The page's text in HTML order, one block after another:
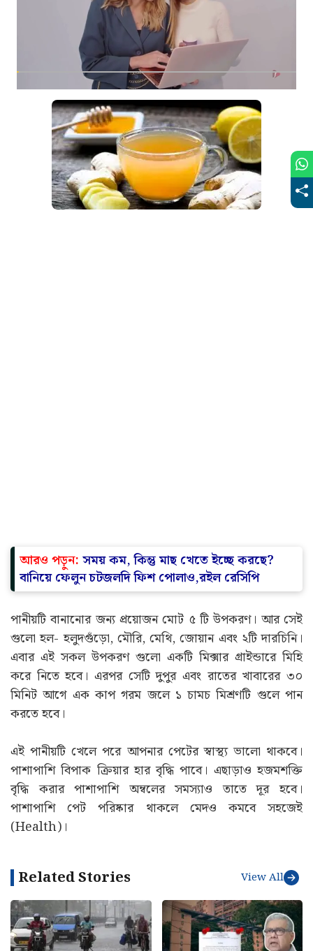
আরও পড়ুন: সময় কম, কিন্তু মাছ খেতে ইচ্ছে করছে?
বানিয়ে ফেলুন চটজলদি ফিশ পোলাও,রইল রেসিপি
পানীয়টি বানানোর জন্য প্রয়োজন মোট ৫ টি উপকরণ। আর সেই
গুলো হল- হলুদগুঁড়ো, মৌরি, মেথি, জোয়ান এবং ২টি দারচিনি।
এবার এই সকল উপকরণ গুলো একটি মিক্সার গ্রাইন্ডারে মিহি
করে নিতে হবে। এরপর সেটি দুপুর এবং রাতের খাবারের ৩০
মিনিট আগে এক কাপ গরম জলে ১ চামচ মিশ্রণটি গুলে পান
করতে হবে।
এই পানীয়টি খেলে পরে আপনার পেটের স্বাস্থ্য ভালো থাকবে।
পাশাপাশি বিপাক ক্রিয়ার হার বৃদ্ধি পাবে। এছাড়াও হজমশক্তি
বৃদ্ধি করার পাশাপাশি অম্বলের সমস্যাও তাতে দূর হবে।
পাশাপাশি পেট পরিষ্কার থাকলে মেদও কমবে সহজেই
(Health)।
Related Stories View All